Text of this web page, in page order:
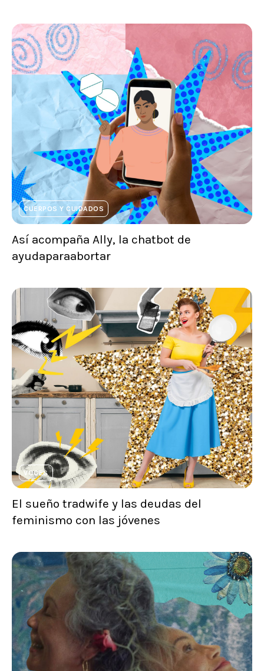
CUERPOS Y CUIDADOS
Así acompaña Ally, la chatbot de
ayudaparaabortar
VOCES
El sueño tradwife y las deudas del
feminismo con las jóvenes